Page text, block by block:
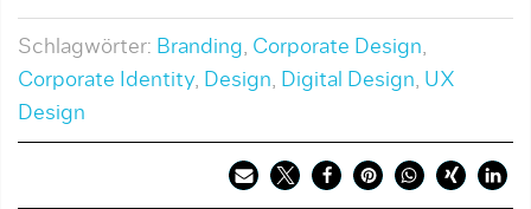
Schlagwörter: Branding, Corporate Design,
Corporate Identity, Design, Digital Design, UX
Design